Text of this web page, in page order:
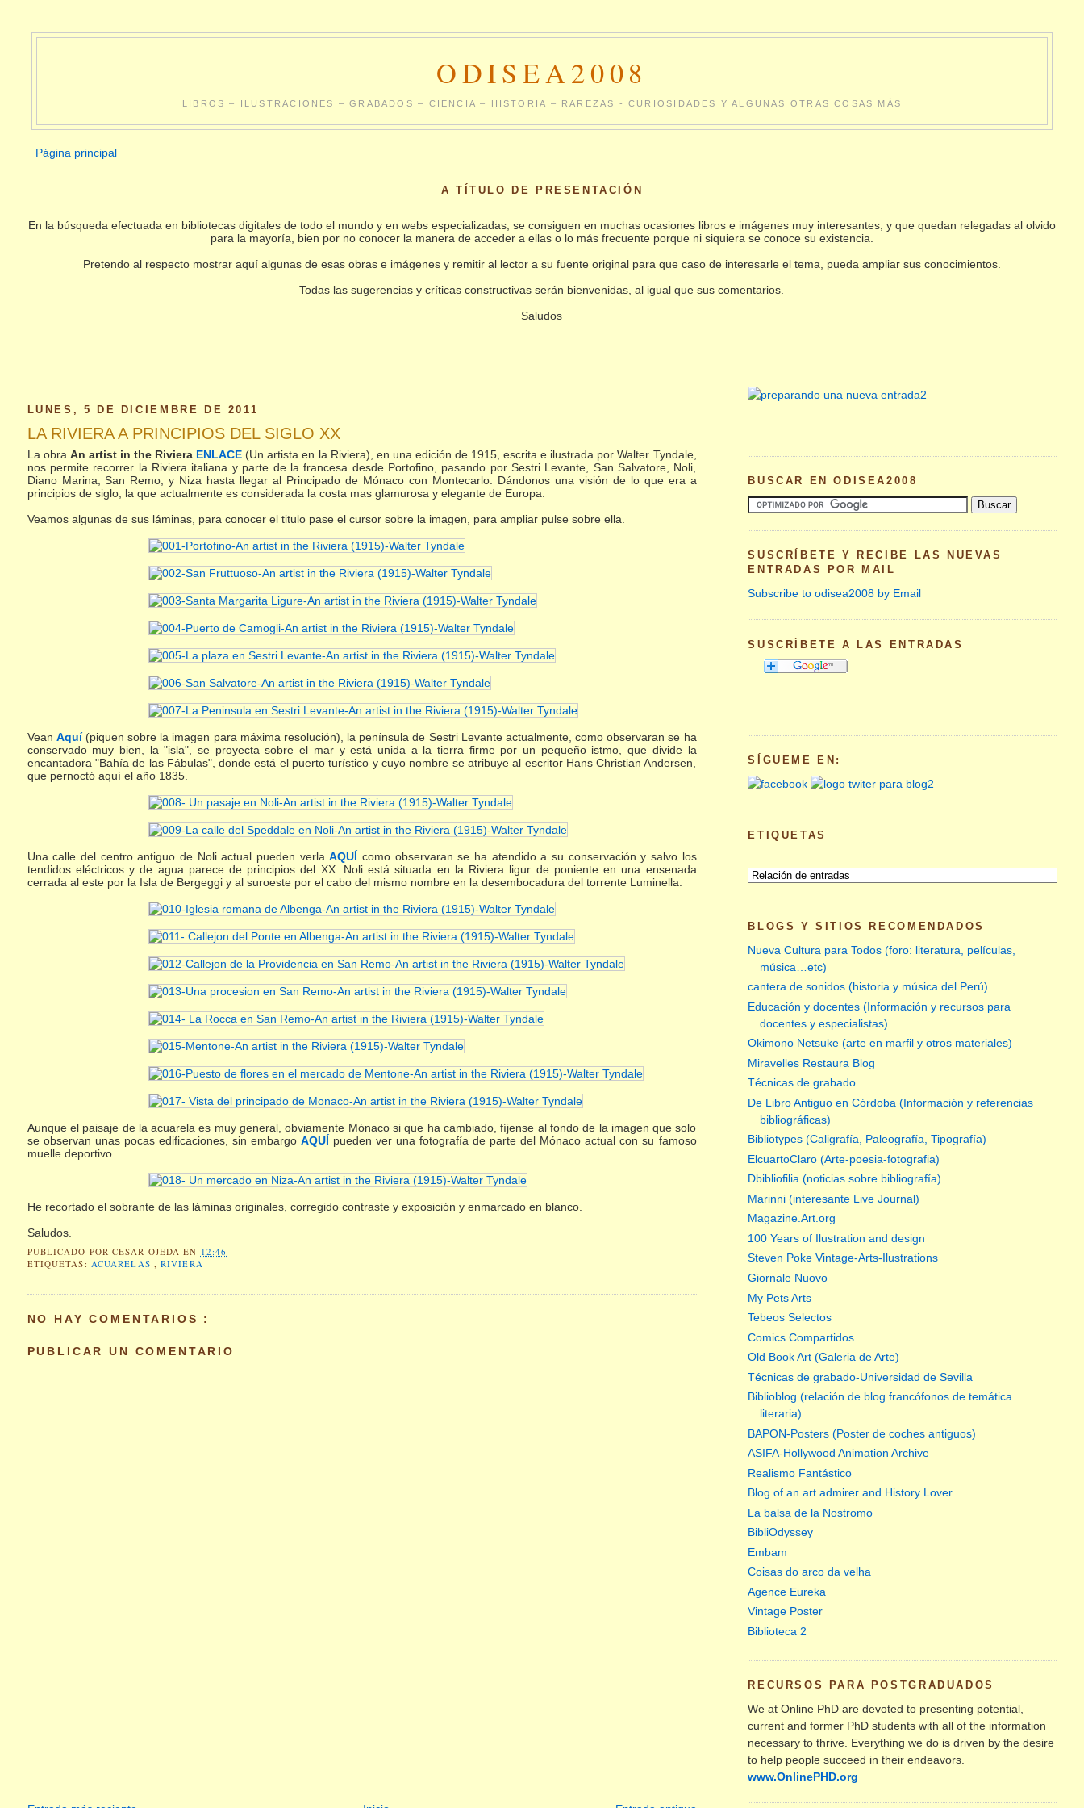
ODISEA2008
LIBROS – ILUSTRACIONES – GRABADOS – CIENCIA – HISTORIA – RAREZAS - CURIOSIDADES Y ALGUNAS OTRAS COSAS MÁS
Página principal
A TÍTULO DE PRESENTACIÓN
En la búsqueda efectuada en bibliotecas digitales de todo el mundo y en webs especializadas, se consiguen en muchas ocasiones libros e imágenes muy interesantes, y que quedan relegadas al olvido
para la mayoría, bien por no conocer la manera de acceder a ellas o lo más frecuente porque ni siquiera se conoce su existencia.
Pretendo al respecto mostrar aquí algunas de esas obras e imágenes y remitir al lector a su fuente original para que caso de interesarle el tema, pueda ampliar sus conocimientos.
Todas las sugerencias y críticas constructivas serán bienvenidas, al igual que sus comentarios.
Saludos
LUNES, 5 DE DICIEMBRE DE 2011
LA RIVIERA A PRINCIPIOS DEL SIGLO XX
La obra An artist in the Riviera ENLACE (Un artista en la Riviera), en una edición de 1915, escrita e ilustrada por Walter Tyndale,
nos permite recorrer la Riviera italiana y parte de la francesa desde Portofino, pasando por Sestri Levante, San Salvatore, Noli,
Diano Marina, San Remo, y Niza hasta llegar al Principado de Mónaco con Montecarlo. Dándonos una visión de lo que era a
principios de siglo, la que actualmente es considerada la costa mas glamurosa y elegante de Europa.
Veamos algunas de sus láminas, para conocer el titulo pase el cursor sobre la imagen, para ampliar pulse sobre ella.
Vean Aquí (piquen sobre la imagen para máxima resolución), la península de Sestri Levante actualmente, como observaran se ha
conservado muy bien, la "isla", se proyecta sobre el mar y está unida a la tierra firme por un pequeño istmo, que divide la
encantadora "Bahía de las Fábulas", donde está el puerto turístico y cuyo nombre se atribuye al escritor Hans Christian Andersen,
que pernoctó aquí el año 1835.
Una calle del centro antiguo de Noli actual pueden verlaAQUÍ como observaran se ha atendido a su conservación y salvo los
tendidos eléctricos y de agua parece de principios del XX. Noli está situada en la Riviera ligur de poniente en una ensenada
cerrada al este por la Isla de Bergeggi y al suroeste por el cabo del mismo nombre en la desembocadura del torrente Luminella.
Aunque el paisaje de la acuarela es muy general, obviamente Mónaco si que ha cambiado, fíjense al fondo de la imagen que solo
se observan unas pocas edificaciones, sin embargo AQUÍ pueden ver una fotografía de parte del Mónaco actual con su famoso
muelle deportivo.
He recortado el sobrante de las láminas originales, corregido contraste y exposición y enmarcado en blanco.
Saludos.
PUBLICADO PORCESAR OJEDAEN 12:46
ETIQUETAS: ACUARELAS ,RIVIERA
NO HAY COMENTARIOS :
PUBLICAR UN COMENTARIO
BUSCAR EN ODISEA2008
SUSCRÍBETE Y RECIBE LAS NUEVAS
ENTRADAS POR MAIL
Subscribe to odisea2008 by Email
SUSCRÍBETE A LAS ENTRADAS
SÍGUEME EN:
ETIQUETAS
BLOGS Y SITIOS RECOMENDADOS
Nueva Cultura para Todos (foro: literatura, películas,
música…etc)
cantera de sonidos (historia y música del Perú)
Educación y docentes (Información y recursos para
docentes y especialistas)
Okimono Netsuke (arte en marfil y otros materiales)
Miravelles Restaura Blog
Técnicas de grabado
De Libro Antiguo en Córdoba (Información y referencias
bibliográficas)
Bibliotypes (Caligrafía, Paleografía, Tipografía)
ElcuartoClaro (Arte-poesia-fotografia)
Dbibliofilia (noticias sobre bibliografía)
Marinni (interesante Live Journal)
Magazine.Art.org
100 Years of Ilustration and design
Steven Poke Vintage-Arts-Ilustrations
Giornale Nuovo
My Pets Arts
Tebeos Selectos
Comics Compartidos
Old Book Art (Galeria de Arte)
Técnicas de grabado-Universidad de Sevilla
Biblioblog (relación de blog francófonos de temática
literaria)
BAPON-Posters (Poster de coches antiguos)
ASIFA-Hollywood Animation Archive
Realismo Fantástico
Blog of an art admirer and History Lover
La balsa de la Nostromo
BibliOdyssey
Embam
Coisas do arco da velha
Agence Eureka
Vintage Poster
Biblioteca 2
RECURSOS PARA POSTGRADUADOS
We at Online PhD are devoted to presenting potential,
current and former PhD students with all of the information
necessary to thrive. Everything we do is driven by the desire
to help people succeed in their endeavors.
www.OnlinePHD.org